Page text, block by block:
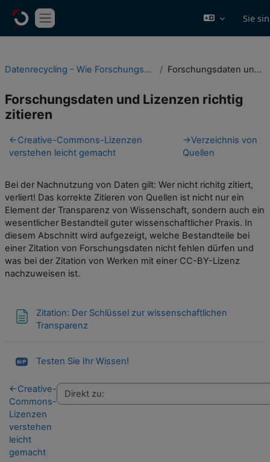
Website-Übersicht
Sie
Datenrecycling - Wie Forschungsdaten nachgenutzt werden können Forschungsdaten und Lizenzen richtig zitieren
Forschungsdaten und Lizenzen richtig
zitieren
Abschnittsübersicht
←Creative-Commons-Lizenzen
verstehen leicht gemacht
→Verzeichnis von
Quellen
Bei der Nachnutzung von Daten gilt: Wer nicht richitg zitiert,
verliert! Das korrekte Zitieren von Quellen ist nicht nur ein
Element der Transparenz von Wissenschaft, sondern auch ein
wesentlicher Bestandteil guter wissenschaftlicher Praxis. In
diesem Abschnitt wird aufgezeigt, welche Bestandteile bei
einer Zitation von Forschungsdaten nicht fehlen dürfen und
was bei der Zitation von Werken mit einer CC-BY-Lizenz
nachzuweisen ist.
Zitation: Der Schlüssel zur wissenschaftlichen
Transparenz
Testen Sie Ihr Wissen!
←Creative-
Commons-
Lizenzen
verstehen
leicht
gemacht